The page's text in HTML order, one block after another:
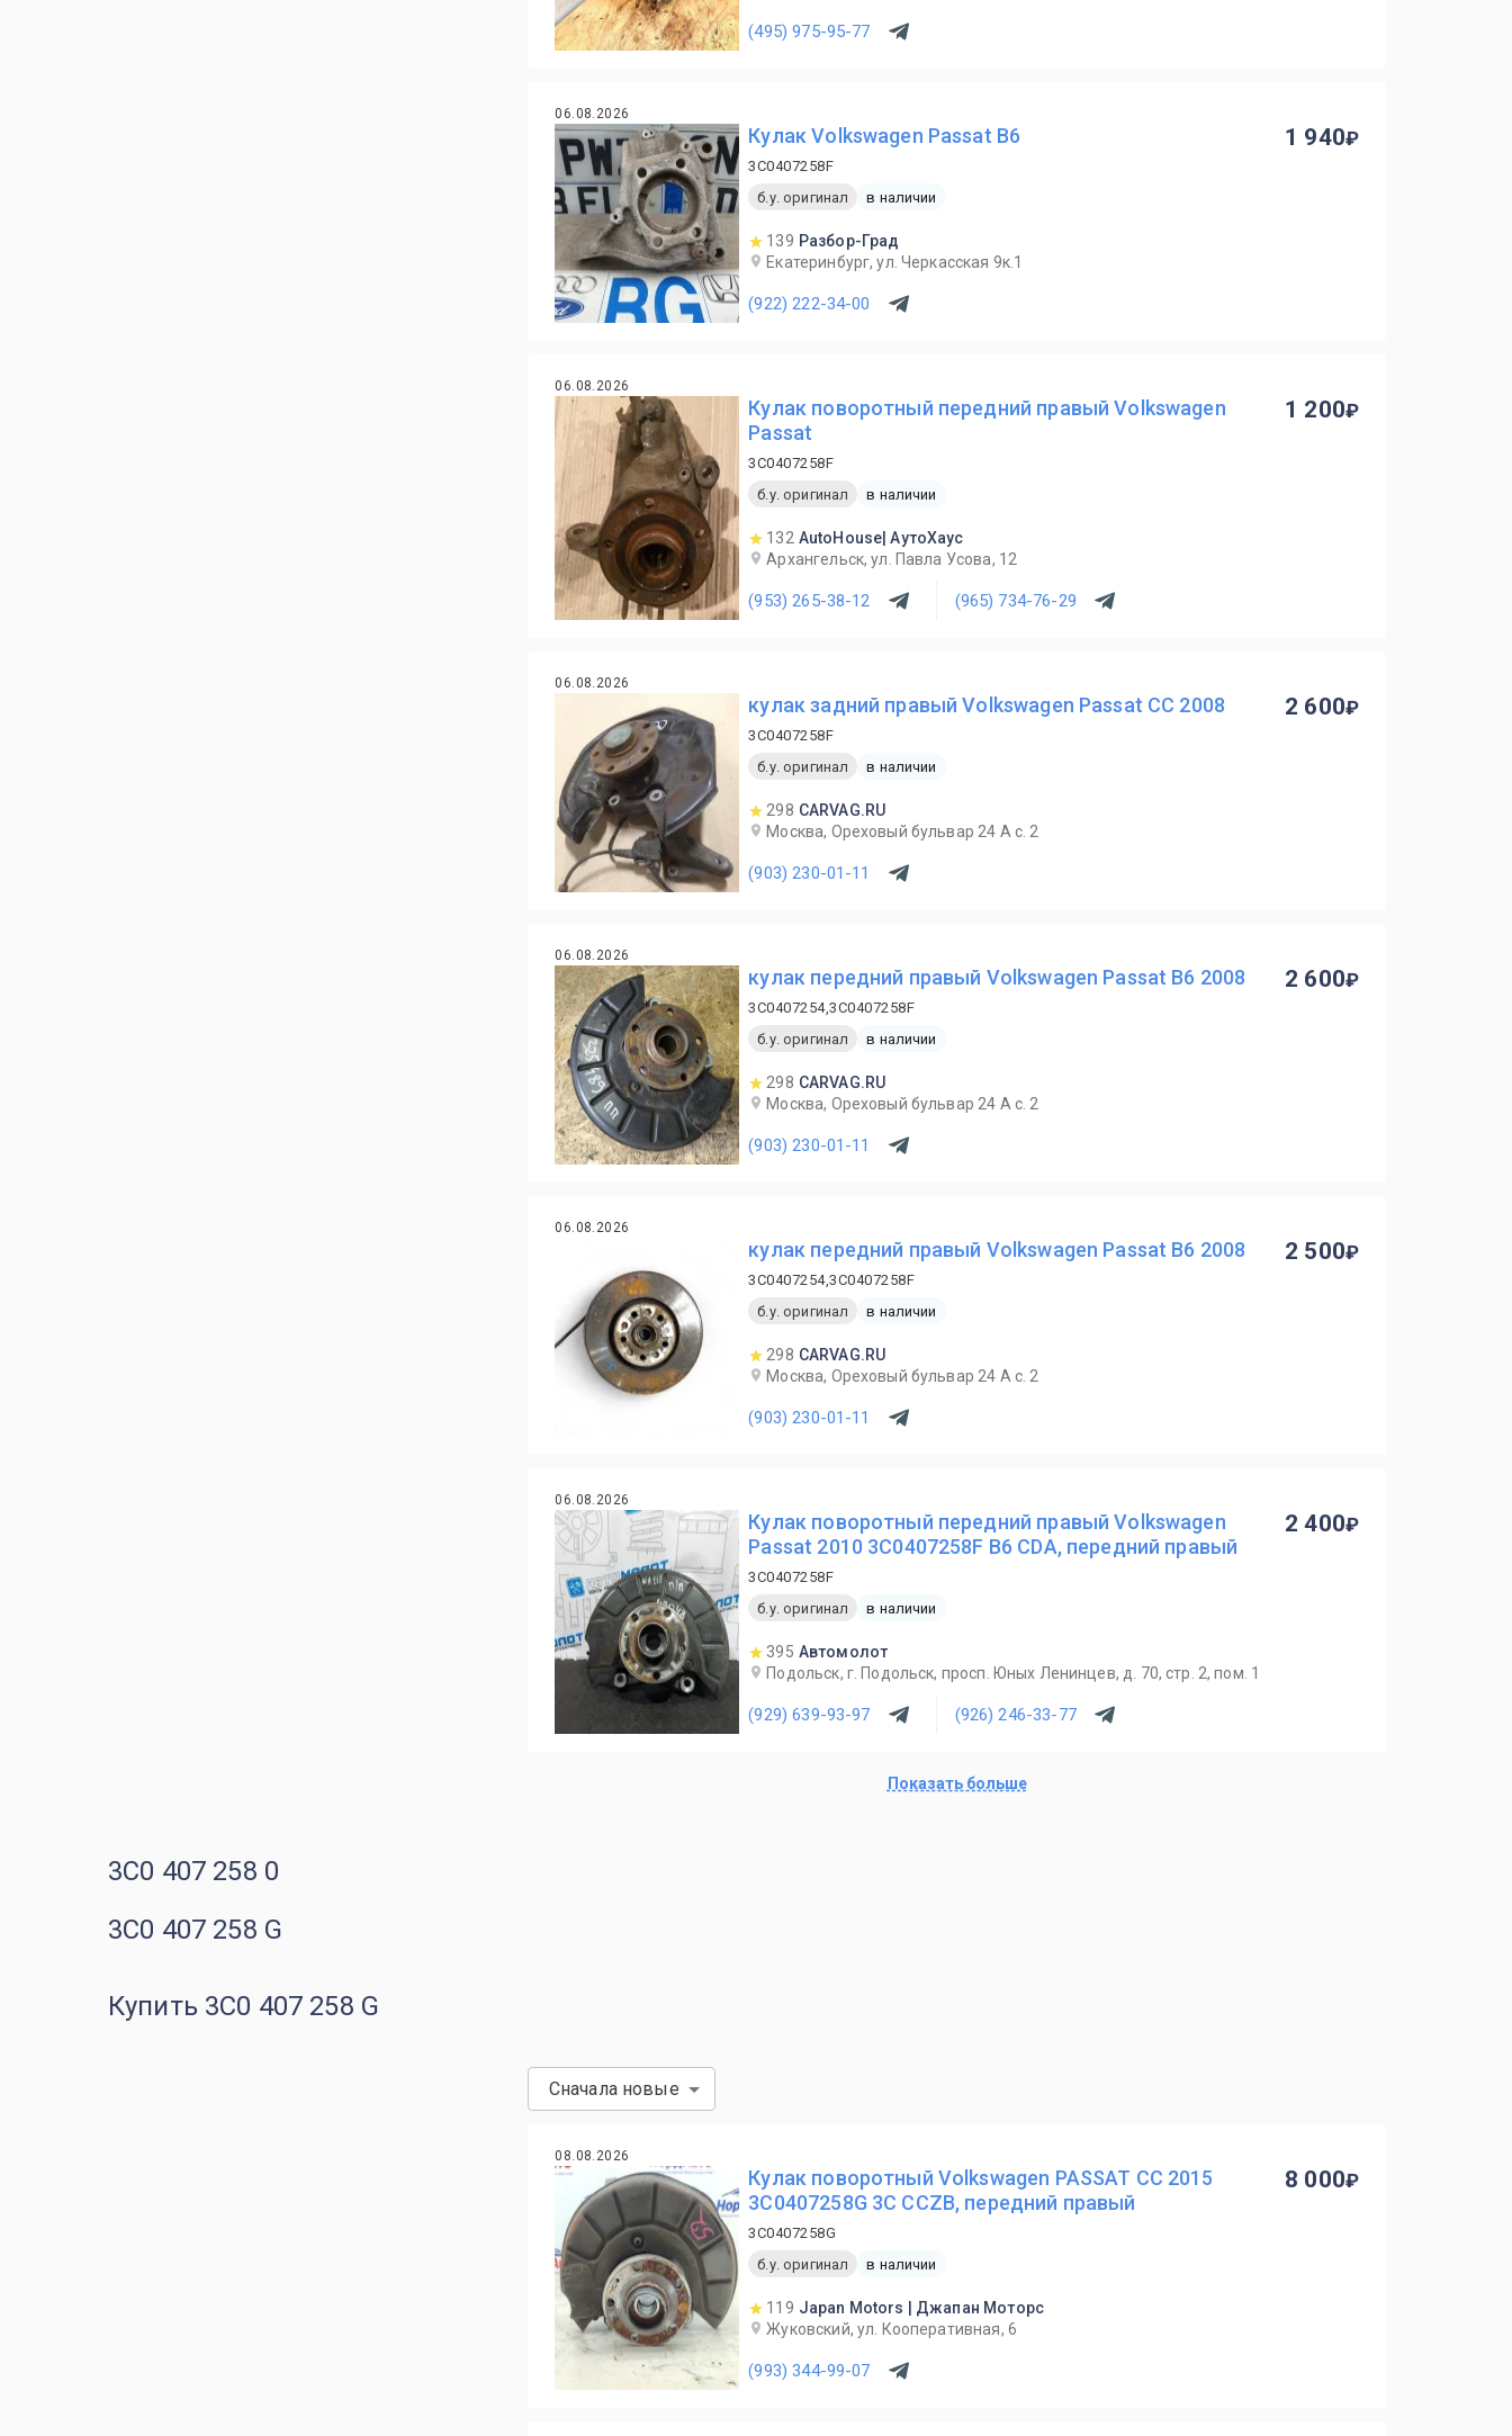
(495) 975-95-77
06.08.2026
Кулак Volkswagen Passat B6
3C0407258F
б.у. оригинал
в наличии
139 Разбор-Град
Екатеринбург, ул. Черкасская 9к.1
(922) 222-34-00
1 940
06.08.2026
Кулак поворотный передний правый Volkswagen
Passat
3C0407258F
б.у. оригинал
в наличии
132 AutoHouse| АутоХаус
Архангельск, ул. Павла Усова, 12
(953) 265-38-12 (965) 734-76-29
1 200
06.08.2026
кулак задний правый Volkswagen Passat CC 2008
3C0407258F
б.у. оригинал
в наличии
298 CARVAG.RU
Москва, Ореховый бульвар 24 А с. 2
(903) 230-01-11
2 600
06.08.2026
кулак передний правый Volkswagen Passat B6 2008
3C0407254,3C0407258F
б.у. оригинал
в наличии
298 CARVAG.RU
Москва, Ореховый бульвар 24 А с. 2
(903) 230-01-11
2 600
06.08.2026
кулак передний правый Volkswagen Passat B6 2008
3C0407254,3C0407258F
б.у. оригинал
в наличии
298 CARVAG.RU
Москва, Ореховый бульвар 24 А с. 2
(903) 230-01-11
2 500
06.08.2026
Кулак поворотный передний правый Volkswagen
Passat 2010 3C0407258F B6 CDA, передний правый
3C0407258F
б.у. оригинал
в наличии
395 Автомолот
Подольск, г. Подольск, просп. Юных Ленинцев, д. 70, стр. 2, пом. 1
(929) 639-93-97 (926) 246-33-77
2 400
Показать больше
3C0 407 258 0
3C0 407 258 G
Купить 3C0 407 258 G
Сначала новые
08.08.2026
Кулак поворотный Volkswagen PASSAT CC 2015
3C0407258G 3C CCZB, передний правый
3C0407258G
б.у. оригинал
в наличии
119 Japan Motors | Джапан Моторс
Жуковский, ул. Кооперативная, 6
(993) 344-99-07
8 000